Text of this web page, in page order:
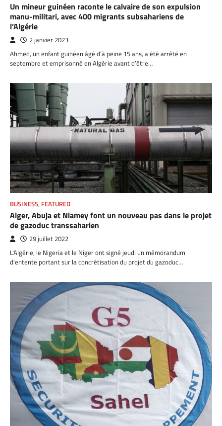
Un mineur guinéen raconte le calvaire de son expulsion
manu-militari, avec 400 migrants subsahariens de
l’Algérie
2 janvier 2023
Ahmed, un enfant guinéen âgé d’à peine 15 ans, a été arrêté en
septembre et emprisonné en Algérie avant d’être…
BUSINESS, FEATURED
Alger, Abuja et Niamey font un nouveau pas dans le projet
de gazoduc transsaharien
29 juillet 2022
L’Algérie, le Nigeria et le Niger ont signé jeudi un mémorandum
d’entente portant sur la concrétisation du projet du gazoduc…